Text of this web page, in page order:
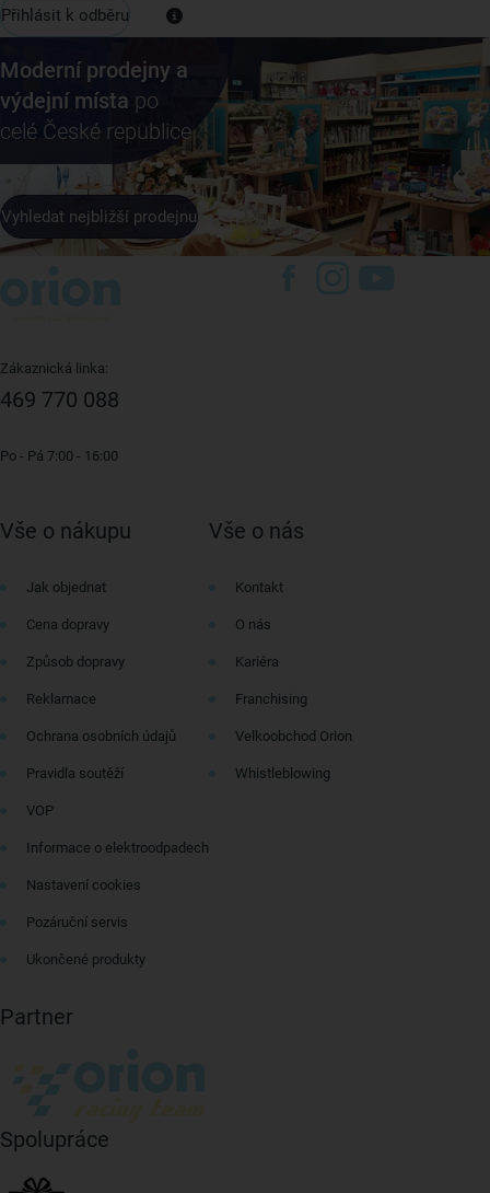
Přihlásit k odběru
Moderní prodejny a
výdejní místa po
celé České republice
Vyhledat nejbližší prodejnu
Zákaznická linka:
469 770 088
Po - Pá 7:00 - 16:00
Vše o nákupu
Jak objednat
Cena dopravy
Způsob dopravy
Reklamace
Ochrana osobních údajů
Pravidla soutěží
VOP
Informace o elektroodpadech
Nastavení cookies
Pozáruční servis
Ukončené produkty
Vše o nás
Kontakt
O nás
Kariéra
Franchising
Velkoobchod Orion
Whistleblowing
Partner
Spolupráce